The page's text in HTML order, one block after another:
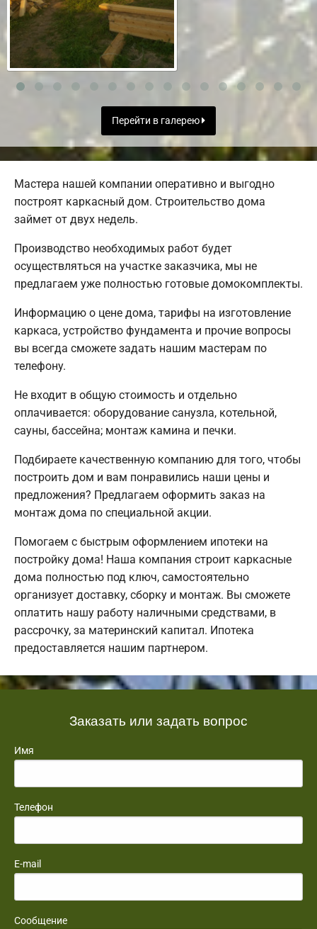
Перейти в галерею
Мастера нашей компании оперативно и выгодно
построят каркасный дом. Строительство дома
займет от двух недель.
Производство необходимых работ будет
осуществляться на участке заказчика, мы не
предлагаем уже полностью готовые домокомплекты.
Информацию о цене дома, тарифы на изготовление
каркаса, устройство фундамента и прочие вопросы
вы всегда сможете задать нашим мастерам по
телефону.
Не входит в общую стоимость и отдельно
оплачивается: оборудование санузла, котельной,
сауны, бассейна; монтаж камина и печки.
Подбираете качественную компанию для того, чтобы
построить дом и вам понравились наши цены и
предложения? Предлагаем оформить заказ на
монтаж дома по специальной акции.
Помогаем с быстрым оформлением ипотеки на
постройку дома! Наша компания строит каркасные
дома полностью под ключ, самостоятельно
организует доставку, сборку и монтаж. Вы сможете
оплатить нашу работу наличными средствами, в
рассрочку, за материнский капитал. Ипотека
предоставляется нашим партнером.
Заказать или задать вопрос
Имя
Телефон
E-mail
Сообщение